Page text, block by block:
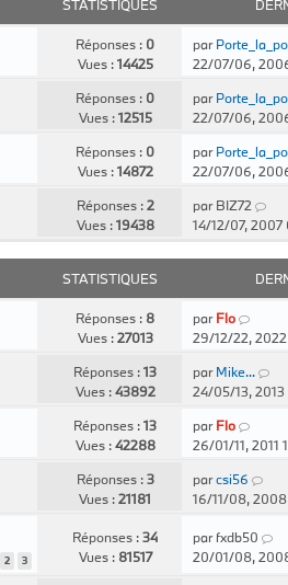
STATISTIQUES
Réponses : 0
Vues :14425
par
22/07/06,
Réponses : 0
Vues :12515
par
22/07/06,
Réponses : 0
Vues :14872
par
22/07/06,
Réponses :2
Vues :19438
parBIZ72
14/12/07, 2007
STATISTIQUES
Réponses : 8
Vues :27013
parFlo
29/12/22,
Réponses :13
Vues :43892
parMike...
24/05/13, 2013
Réponses :13
Vues :42288
parFlo
26/01/11, 2011
Réponses :3
Vues :21181
parcsi56
16/11/08,
2 3
Réponses :34
Vues : 81517
parfxdb50
20/01/08,